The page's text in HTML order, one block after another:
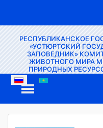
РЕСПУБЛИКАНСКОЕ
«УСТЮРТСКИЙ
ЗАПОВЕДНИК»
ЖИВОТНОГО МИРА
ПРИРОДНЫХ